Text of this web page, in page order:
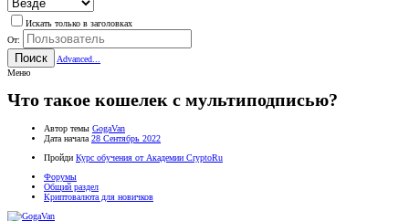
Искать только в заголовках
От:
Поиск
Advanced...
Меню
Что такое кошелек с мультиподписью?
Автор темы GogaVan
Дата начала 28 Сентябрь 2022
Пройди Курс обучения от Академии CryptoRu
Форумы
Общий раздел
Криптовалюта для новичков